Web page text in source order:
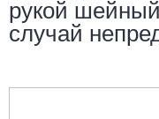
рукой
случай